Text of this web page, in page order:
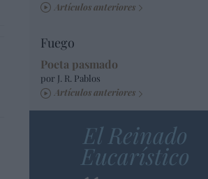
Artículos anteriores
Fuego
Poeta pasmado
por J. R. Pablos
Artículos anteriores
El Reinado
Eucarístico